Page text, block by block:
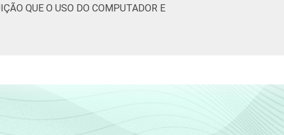
QUE O USO DO COMPUTADOR E